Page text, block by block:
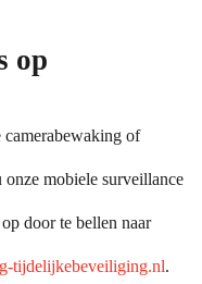
op
of
onze mobiele surveillance
door te bellen naar
tijdelijkebeveiliging.nl.